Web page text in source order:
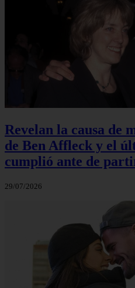
Revelan la causa de
de Ben Affleck y el
cumplió ante de
29/07/2026